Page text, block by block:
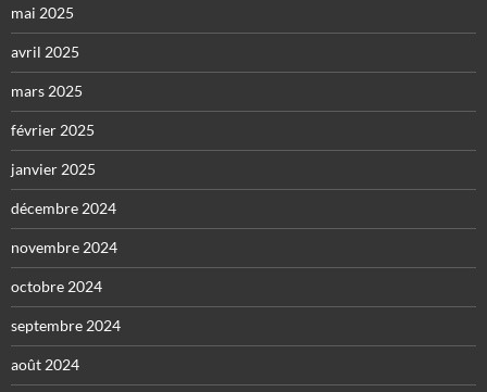
mai 2025
avril 2025
mars 2025
février 2025
janvier 2025
décembre 2024
novembre 2024
octobre 2024
septembre 2024
août 2024